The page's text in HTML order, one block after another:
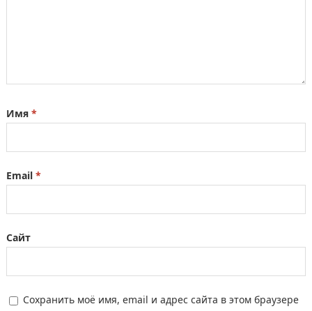
Имя *
Email *
Сайт
Сохранить моё имя, email и адрес сайта в этом браузере